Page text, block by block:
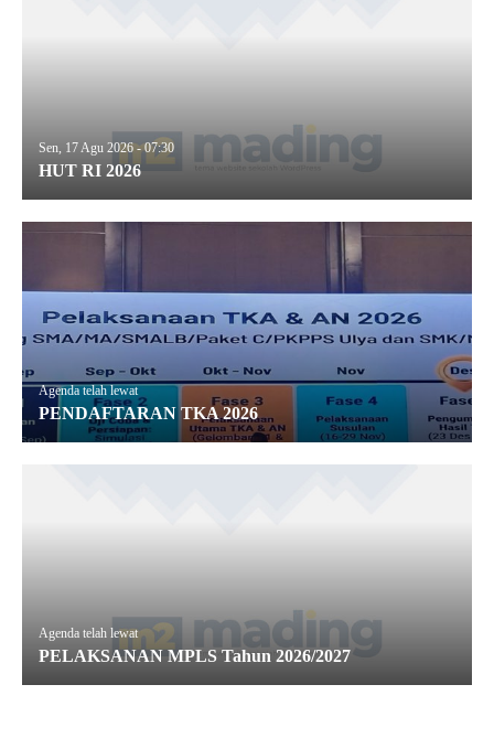
Sen, 17 Agu 2026 - 07:30
HUT RI 2026
Agenda telah lewat
PENDAFTARAN TKA 2026
Agenda telah lewat
PELAKSANAN MPLS Tahun 2026/2027